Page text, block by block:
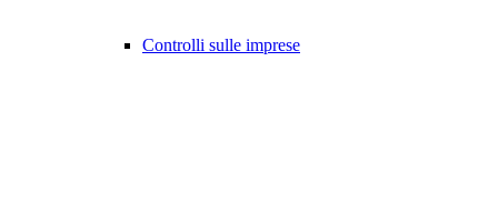
Controlli sulle imprese